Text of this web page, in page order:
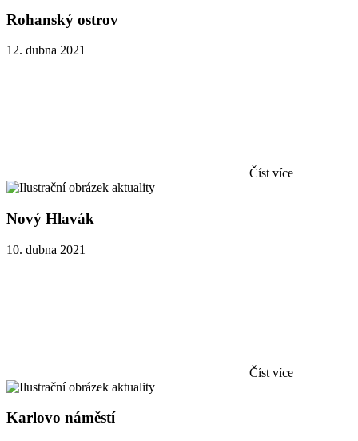
Rohanský ostrov
12. dubna 2021
Číst více
Nový Hlavák
10. dubna 2021
Číst více
Karlovo náměstí